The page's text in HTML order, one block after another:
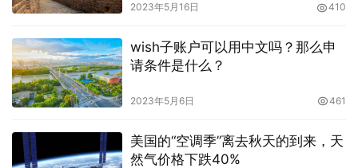
2023年5月16日 410
wish子账户可以用中文吗？那么申
请条件是什么？
2023年5月6日 461
美国的“空调季”离去秋天的到来，天
然气价格下跌40%